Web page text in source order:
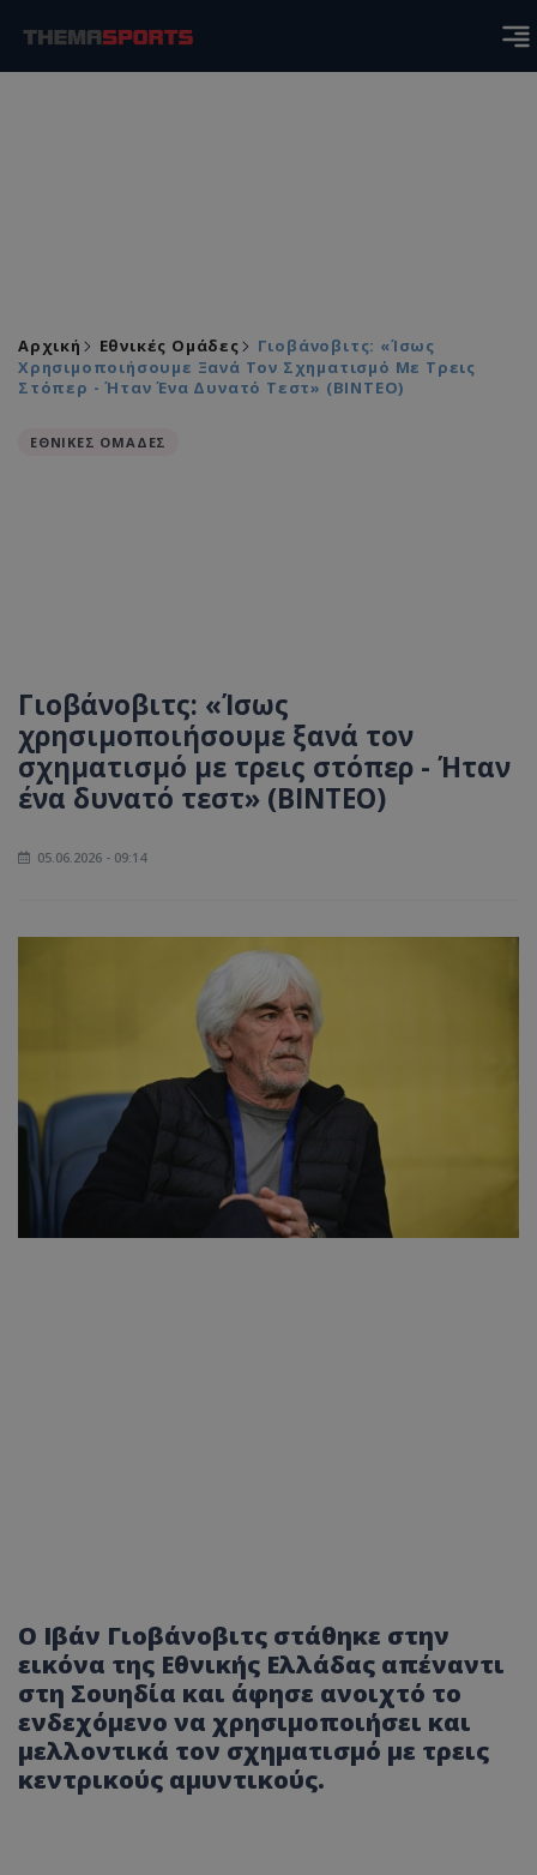
Αρχική Εθνικές Ομάδες
Γιοβάνοβιτς: «Ίσως
Χρησιμοποιήσουμε Ξανά Τον Σχηματισμό Με Τρεις
Στόπερ - Ήταν Ένα Δυνατό Τεστ» (ΒΙΝΤΕΟ)
ΕΘΝΙΚΕΣ ΟΜΑΔΕΣ
Γιοβάνοβιτς: «Ίσως
χρησιμοποιήσουμε ξανά τον
σχηματισμό με τρεις στόπερ - Ήταν
ένα δυνατό τεστ» (ΒΙΝΤΕΟ)
05.06.2026 - 09:14
Ο Ιβάν Γιοβάνοβιτς στάθηκε στην
εικόνα της Εθνικής Ελλάδας απέναντι
στη Σουηδία και άφησε ανοιχτό το
ενδεχόμενο να χρησιμοποιήσει και
μελλοντικά τον σχηματισμό με τρεις
κεντρικούς αμυντικούς.